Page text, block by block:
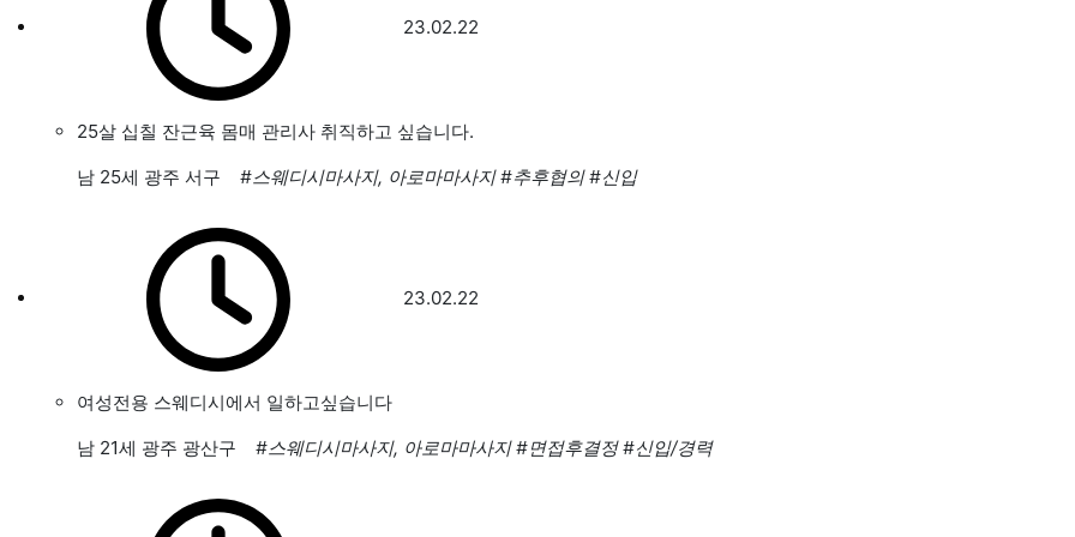
23.02.22
25살 십칠 잔근육 몸매 관리사 취직하고 싶습니다.
남 25세 광주 서구 #스웨디시마사지, 아로마마사지 #추후협의 #신입
23.02.22
여성전용 스웨디시에서 일하고싶습니다
남 21세 광주 광산구 #스웨디시마사지, 아로마마사지 #면접후결정 #신입/경력